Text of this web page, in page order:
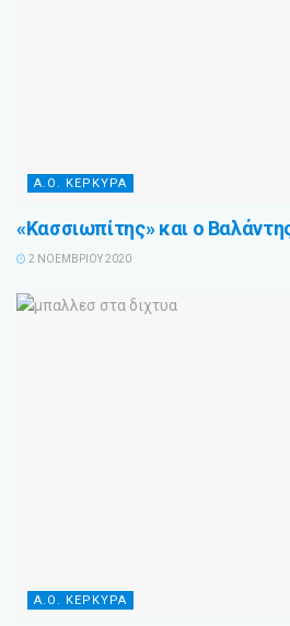
Α.Ο. ΚΕΡΚΥΡΑ
«Κασσιωπίτης» και ο
2 ΝΟΕΜΒΡΊΟΥ 2020
Α.Ο. ΚΕΡΚΥΡΑ